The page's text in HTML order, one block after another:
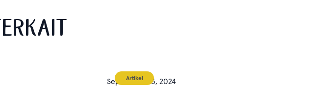
Artikel
September 23, 2024